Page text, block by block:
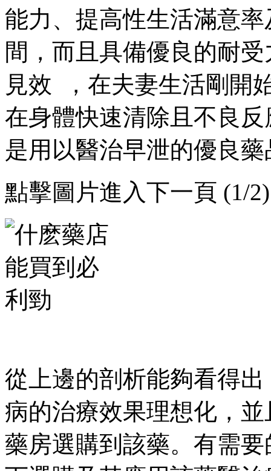
能力、提高性生活滿
間 ，而且具備優良的耐受力
見效  ，在夫妻生活剛開
在身體快速清除且不良
是用以醫治早泄的優良藥品
點擊圖片進入下一頁 (1/2)
從上邊的剖析能夠看得出
病的治療效果理想化，
藥房選購到該藥。有